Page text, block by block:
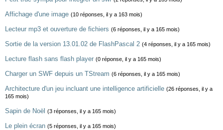
Affichage d'une image (10 réponses, il y a 163 mois)
Lecteur mp3 et ouverture de fichiers (6 réponses, il y a 165 mois)
Sortie de la version 13.01.02 de FlashPascal 2 (4 réponses, il y a 165 mois)
Lecture flash sans flash player (0 réponse, il y a 165 mois)
Charger un SWF depuis un TStream (6 réponses, il y a 165 mois)
Architecture d'un jeu incluant une intelligence artificielle (26 réponses, il y a
165 mois)
Sapin de Noël (3 réponses, il y a 165 mois)
Le plein écran (5 réponses, il y a 165 mois)